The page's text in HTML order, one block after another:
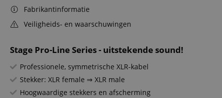
Stage Pro-Line Series - uitstekende sound!
Professionele, symmetrische XLR-kabel
Stekker: XLR female ⇒ XLR male
Hoogwaardige stekkers en afscherming
Fabrikantinformatie
Veiligheids- en waarschuwingen